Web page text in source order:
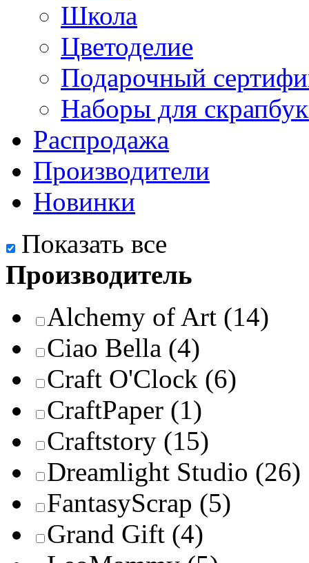
Школа
Цветоделие
Подарочный
Наборы для
Распродажа
Производители
Новинки
Показать все
Производитель
Alchemy of Art (14)
Ciao Bella (4)
Craft O'Clock (6)
CraftPaper (1)
Craftstory (15)
Dreamlight Studio (26)
FantasyScrap (5)
Grand Gift (4)